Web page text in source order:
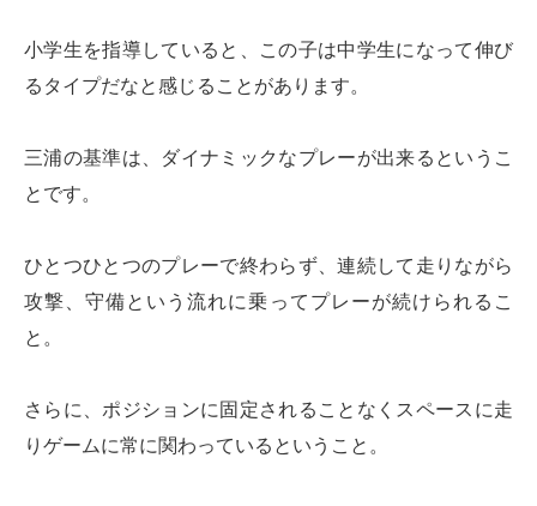
小学生を指導していると、この子は中学生になって伸び
るタイプだなと感じることがあります。
三浦の基準は、ダイナミックなプレーが出来るというこ
とです。
ひとつひとつのプレーで終わらず、連続して走りながら
攻撃、守備という流れに乗ってプレーが続けられるこ
と。
さらに、ポジションに固定されることなくスペースに走
りゲームに常に関わっているということ。